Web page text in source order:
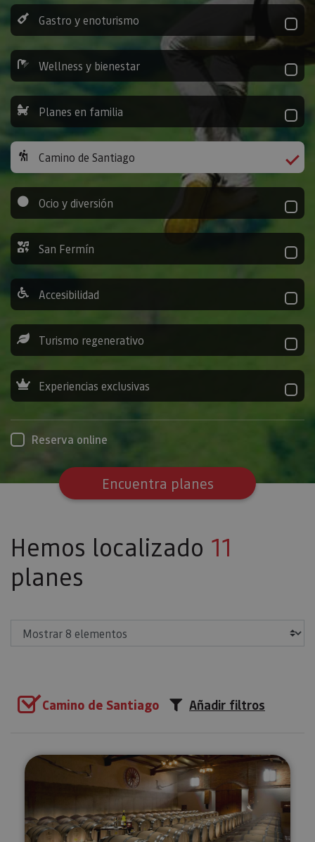
Gastro y enoturismo
Wellness y bienestar
Planes en familia
Camino de Santiago
Ocio y diversión
San Fermín
Accesibilidad
Turismo regenerativo
Experiencias exclusivas
Reserva online
Encuentra planes
Hemos localizado 11
planes
Camino de Santiago Añadir filtros
Visita, cata y maridaje en